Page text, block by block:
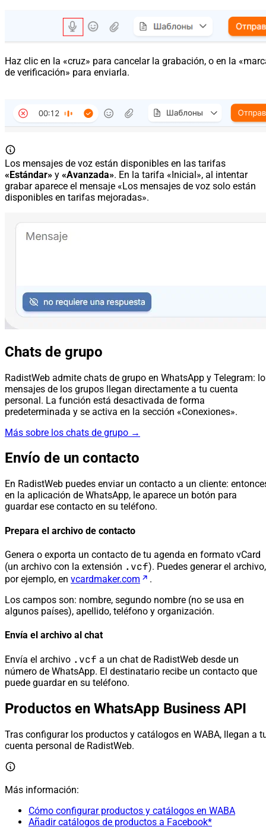
Haz clic en la «cruz» para cancelar la grabación, o en la
de verificación» para enviarla.
Los mensajes de voz están disponibles en las tarifas
«Estándar» y «Avanzada». En la tarifa «Inicial», al intentar
grabar aparece el mensaje «Los mensajes de voz solo están
disponibles en tarifas mejoradas».
Chats de grupo
RadistWeb admite chats de grupo en WhatsApp y Telegram:
mensajes de los grupos llegan directamente a tu cuenta
personal. La función está desactivada de forma
predeterminada y se activa en la sección «Conexiones».
Más sobre los chats de grupo →
Envío de un contacto
En RadistWeb puedes enviar un contacto a un cliente:
en la aplicación de WhatsApp, le aparece un botón para
guardar ese contacto en su teléfono.
Prepara el archivo de contacto
Genera o exporta un contacto de tu agenda en formato vCard
(un archivo con la extensión .vcf). Puedes generar el archivo,
por ejemplo, en vcardmaker.com
.
Los campos son: nombre, segundo nombre (no se usa en
algunos países), apellido, teléfono y organización.
Envía el archivo al chat
Envía el archivo .vcf a un chat de RadistWeb desde un
número de WhatsApp. El destinatario recibe un contacto que
puede guardar en su teléfono.
Productos en WhatsApp Business API
Tras configurar los productos y catálogos en WABA, llegan a
cuenta personal de RadistWeb.
Más información:
Cómo configurar productos y catálogos en WABA
Añadir catálogos de productos a Facebook*